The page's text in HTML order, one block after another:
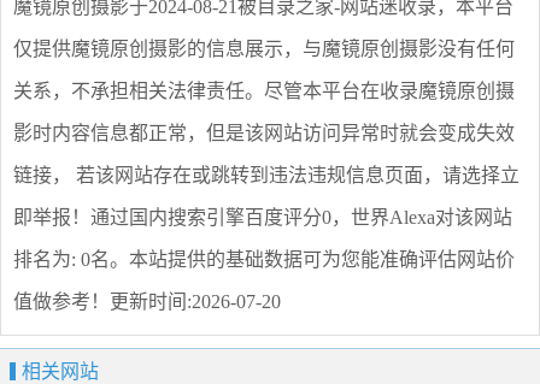
魔镜原创摄影于2024-08-21被目录之家-网站迷收录，本平台
仅提供魔镜原创摄影的信息展示，与魔镜原创摄影没有任何
关系，不承担相关法律责任。尽管本平台在收录魔镜原创摄
影时内容信息都正常，但是该网站访问异常时就会变成失效
链接， 若该网站存在或跳转到违法违规信息页面，请选择立
即举报 ！通过国内搜索引擎百度评分0，世界Alexa对该网站
排名为: 0名。本站提供的基础数据可为您能准确评估网站价
值做参考！ 更新时间:2026-07-20
相关网站